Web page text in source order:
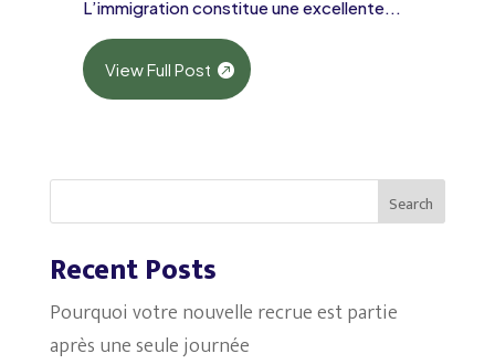
L’immigration constitue une excellente...
View Full Post
Search
Recent Posts
Pourquoi votre nouvelle recrue est partie
après une seule journée